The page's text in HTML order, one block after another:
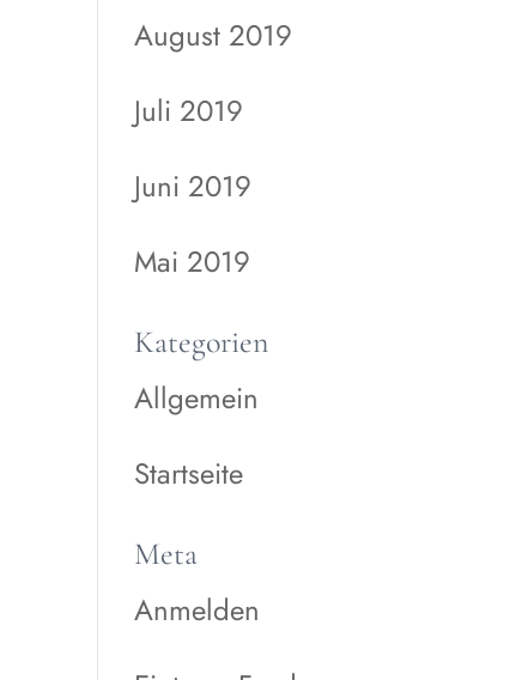
August 2019
Juli 2019
Juni 2019
Mai 2019
Kategorien
Allgemein
Startseite
Meta
Anmelden